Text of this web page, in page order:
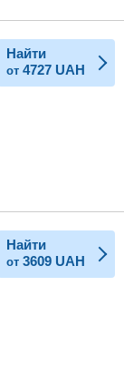
Найти
от 4727 UAH
Найти
от 3609 UAH